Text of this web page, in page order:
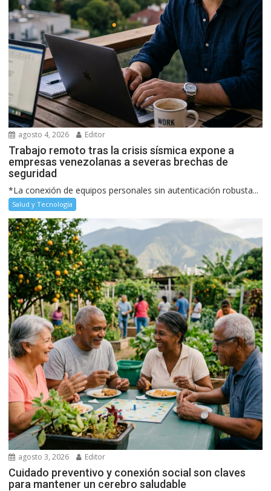
agosto 4, 2026 Editor
Trabajo remoto tras la crisis sísmica expone a
empresas venezolanas a severas brechas de
seguridad
*La conexión de equipos personales sin autenticación robusta...
Salud y Tecnología
agosto 3, 2026 Editor
Cuidado preventivo y conexión social son claves
para mantener un cerebro saludable